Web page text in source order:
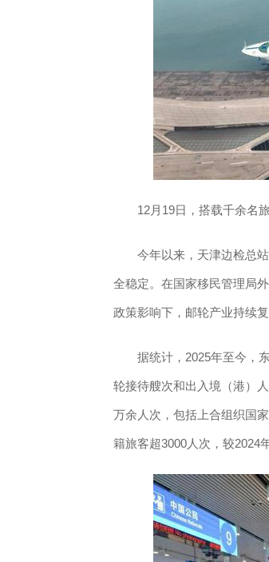
12月19日，搭载千余名
今年以来，天津边检总站
全稳定。在国家移民管理局
政策影响下，邮轮产业持续复
据统计，2025年至今，东
轮接待艘次和出入境（港）
万余人次，包括上合组织国
籍旅客超3000人次，较2024